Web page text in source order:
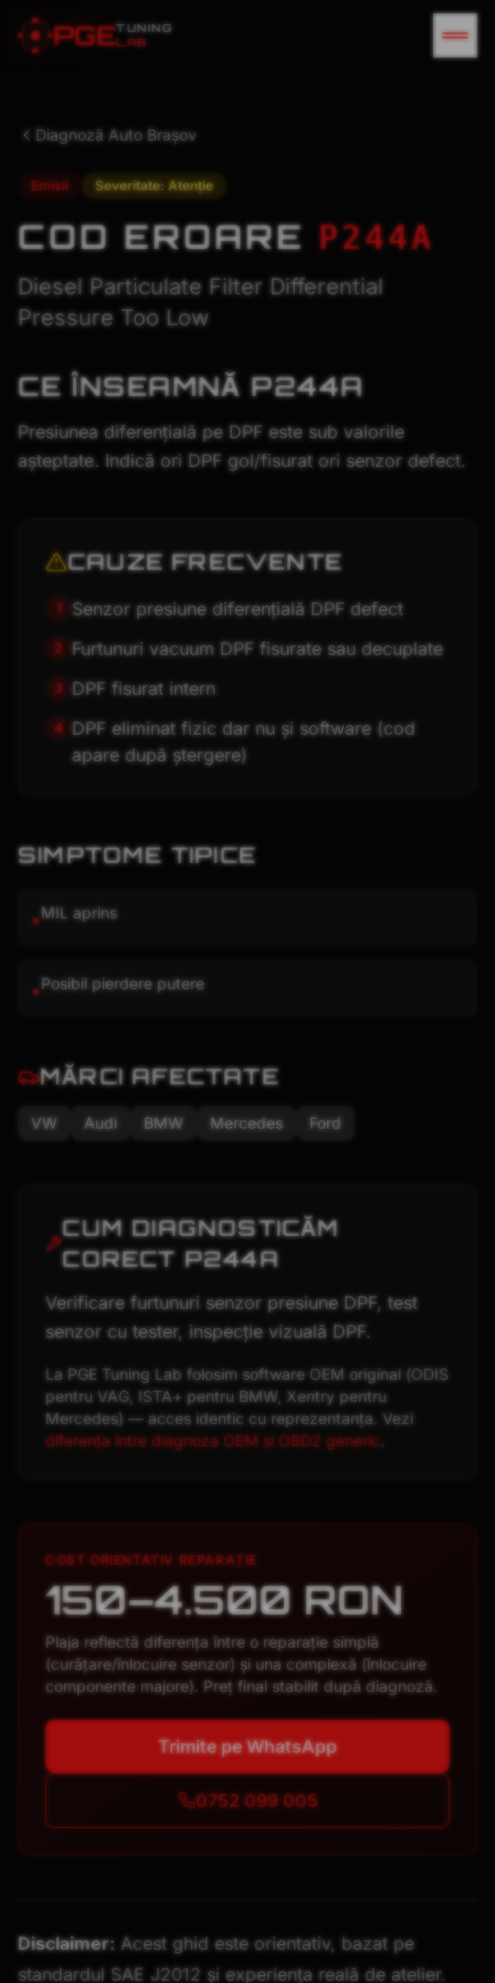
PGETUNING
LAB
Diagnoză Auto Brașov
Emisii Severitate: Atenție
COD EROARE P244A
Diesel Particulate Filter Differential
Pressure Too Low
CE ÎNSEAMNĂP244A
Presiunea diferențială pe DPF este sub valorile
așteptate. Indică ori DPF gol/fisurat ori senzor defect.
CAUZE FRECVENTE
1 Senzor presiune diferențială DPF defect
2 Furtunuri vacuum DPF fisurate sau decuplate
3 DPF fisurat intern
4 DPF eliminat fizic dar nu și software (cod
apare după ștergere)
SIMPTOME TIPICE
•MIL aprins
•Posibil pierdere putere
MĂRCI AFECTATE
VW Audi BMW Mercedes Ford
CUM DIAGNOSTICĂM
CORECT P244A
Verificare furtunuri senzor presiune DPF, test
senzor cu tester, inspecție vizuală DPF.
La PGE Tuning Lab folosim software OEM original (ODIS
pentru VAG, ISTA+ pentru BMW, Xentry pentru
Mercedes) — acces identic cu reprezentanța. Vezi
diferența între diagnoza OEM și OBD2 generic.
COST ORIENTATIV REPARAȚIE
150–4.500 RON
Plaja reflectă diferența între o reparație simplă
(curățare/înlocuire senzor) și una complexă (înlocuire
componente majore). Preț final stabilit după diagnoză.
Trimite pe WhatsApp
0752 099 005
Disclaimer: Acest ghid este orientativ, bazat pe
standardul SAE J2012 și experiența reală de atelier.